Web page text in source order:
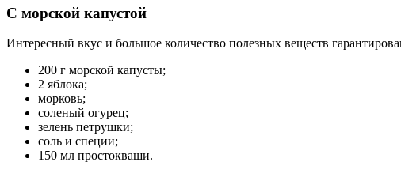
С морской капустой
Интересный вкус и большое количество полезных веществ
200 г морской капусты;
2 яблока;
морковь;
соленый огурец;
зелень петрушки;
соль и специи;
150 мл простокваши.